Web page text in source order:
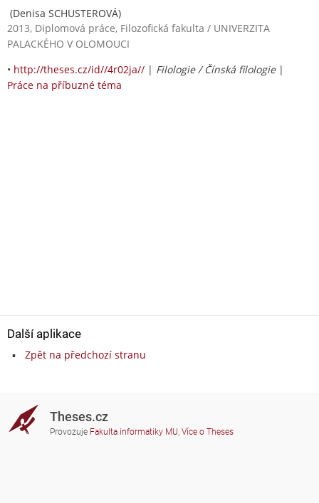
(Denisa SCHUSTEROVÁ)
2013, Diplomová práce, Filozofická fakulta / UNIVERZITA
PALACKÉHO V OLOMOUCI
• http://theses.cz/id//4r02ja// | Filologie / Čínská filologie|
Práce na příbuzné téma
Další aplikace
Zpět na předchozí stranu
Theses.cz
Provozuje Fakulta informatiky MU, Více o Theses